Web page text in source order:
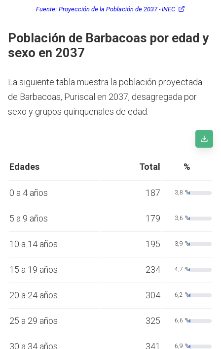
Fuente: Proyección de la Población de 2037 - INEC
Población de Barbacoas por edad y
sexo en 2037
La siguiente tabla muestra la población proyectada
de Barbacoas, Puriscal en 2037, desagregada por
sexo y grupos quinquenales de edad.
Edades Total %
0 a 4 años 187 3,8 %
5 a 9 años 179 3,6 %
10 a 14 años 195 3,9 %
15 a 19 años 234 4,7 %
20 a 24 años 304 6,2 %
25 a 29 años 325 6,6 %
30 a 34 años 341 6,9 %